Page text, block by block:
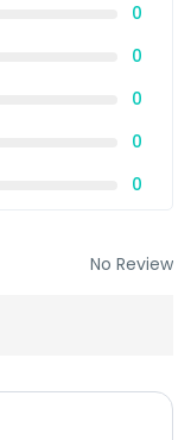
0
0
0
0
0
No Review